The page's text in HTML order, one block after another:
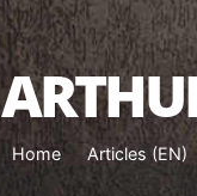
Home Articles (EN)